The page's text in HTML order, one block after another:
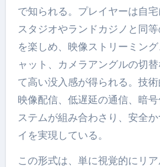
で知られる。プレイヤーは自
スタジオやランドカジノと同
を楽しめ、映像ストリーミン
ャット、カメラアングルの切
て高い没入感が得られる。技
映像配信、低遅延の通信、暗
ステムが組み合わさり、安全
イを実現している。
この形式は、単に視覚的にリア